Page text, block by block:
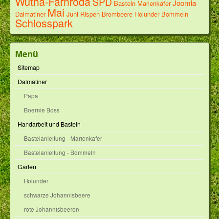
Basteln Marienkäfer Joomla
Dalmatiner Mai Juni Rispen Brombeere Holunder Bommeln
Schlosspark
Menü
Sitemap
Dalmatiner
Papa
Boernie Boss
Handarbeit und Basteln
Bastelanleitung - Marienkäfer
Bastelanleitung - Bommeln
Garten
Holunder
schwarze Johannisbeere
rote Johannisbeeren